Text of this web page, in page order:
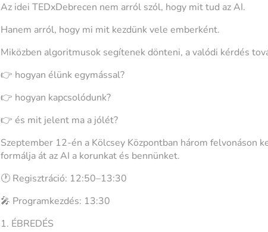
Az idei TEDxDebrecen nem arról szól, hogy mit tud az AI.
Hanem arról, hogy mi mit kezdünk vele emberként.
Miközben algoritmusok segítenek dönteni, a valódi kérdés
👉 hogyan élünk egymással?
👉 hogyan kapcsolódunk?
👉 és mit jelent ma a jólét?
Szeptember 12-én a Kölcsey Központban három felvonáson
formálja át az AI a korunkat és bennünket.
🕐 Regisztráció: 12:50–13:30
🎤 Programkezdés: 13:30
1. ÉBREDÉS